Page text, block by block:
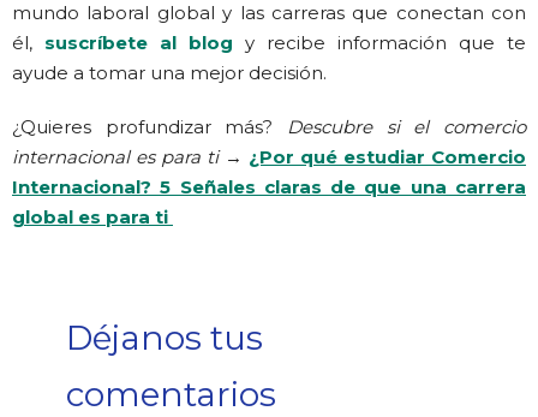
mundo laboral global y las carreras que conectan con
él, suscríbete al blog y recibe información que te
ayude a tomar una mejor decisión.
¿Quieres profundizar más? Descubre si el comercio
internacional es para ti→ ¿Por qué estudiar Comercio
Internacional? 5 Señales claras de que una carrera
global es para ti
Déjanos tus
comentarios